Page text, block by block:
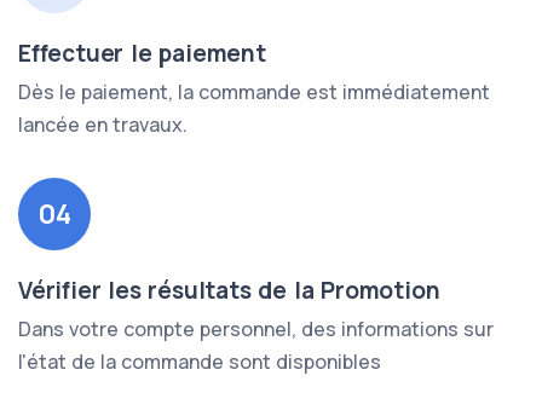
Effectuer le paiement
Dès le paiement, la commande est immédiatement
lancée en travaux.
04
Vérifier les résultats de la Promotion
Dans votre compte personnel, des informations sur
l'état de la commande sont disponibles